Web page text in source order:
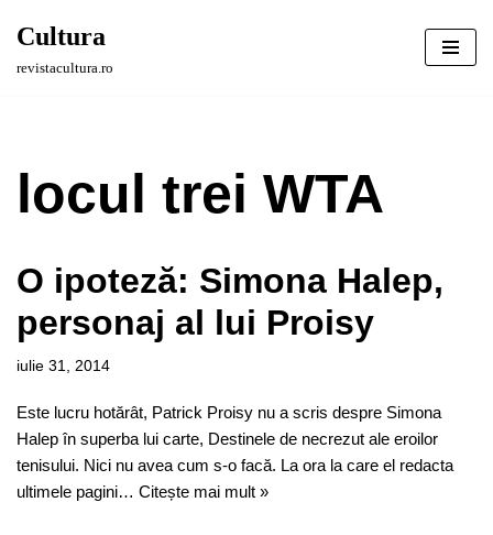
Sari
Cultura
revistacultura.ro
locul trei WTA
O ipoteză: Simona Halep,
personaj al lui Proisy
iulie 31, 2014
Este lucru hotărât, Patrick Proisy nu a scris despre Simona
Halep în superba lui carte, Destinele de necrezut ale eroilor
tenisului. Nici nu avea cum s-o facă. La ora la care el redacta
ultimele pagini… Citește mai mult »